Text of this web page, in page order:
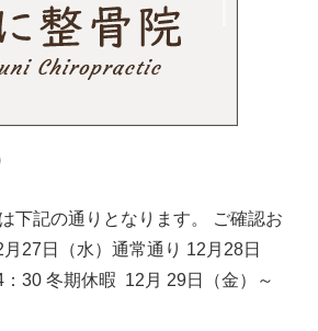
下記の通りとなります。 ご確認お
27日（水）通常通り 12月28日
：30 冬期休暇 12月 29日（金）～